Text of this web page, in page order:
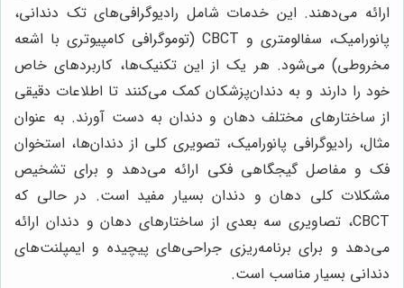
ارائه می‌دهند. این خدمات شامل رادیوگرافی‌های تک دندانی،
پانورامیک، سفالومتری و CBCT (توموگرافی کامپیوتری با اشعه
مخروطی) می‌شود. هر یک از این تکنیک‌ها، کاربردهای خاص
خود را دارند و به دندان‌پزشکان کمک می‌کنند تا اطلاعات دقیقی
از ساختارهای مختلف دهان و دندان به دست آورند. به عنوان
مثال، رادیوگرافی پانورامیک، تصویری کلی از دندان‌ها، استخوان
فک و مفاصل گیجگاهی فکی ارائه می‌دهد و برای تشخیص
مشکلات کلی دهان و دندان بسیار مفید است. در حالی که
CBCT، تصاویری سه بعدی از ساختارهای دهان و دندان ارائه
می‌دهد و برای برنامه‌ریزی جراحی‌های پیچیده و ایمپلنت‌های
دندانی بسیار مناسب است.